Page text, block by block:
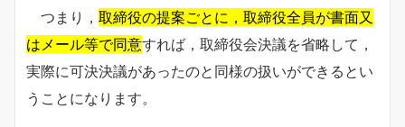
つまり， 取締役の提案ごとに，取締役全員が書面又
はメール等で同意すれば，取締役会決議を省略して，
実際に可決決議があったのと同様の扱いができるとい
うことになります。